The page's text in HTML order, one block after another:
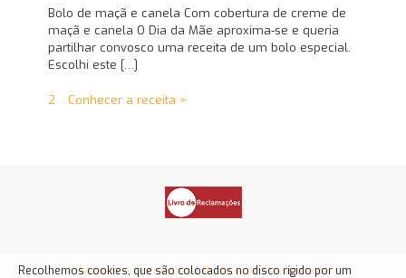
Bolo de maçã e canela Com cobertura de creme de
maçã e canela O Dia da Mãe aproxima-se e queria
partilhar convosco uma receita de um bolo especial.
Escolhi este […]
2 Conhecer a receita >
Termos e Condições|Política de Privacidade
Recolhemos cookies, que são colocados no disco rígido por um